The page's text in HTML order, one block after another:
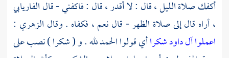
أكفك صلاة الليل ، قال : لا أقدر ، قال : فاكفني - قالالفاريابي
، أراه قال إلى صلاة الظهر - قال نعم ، فكفاه . وقال الزهري :
اعملوا آل داود شكراأي قولوا الحمد لله . و ( شكرا ) نصب على